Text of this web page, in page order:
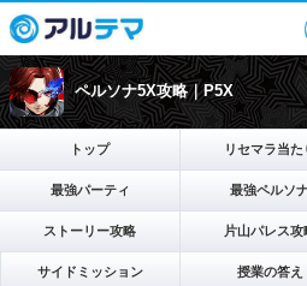
ペルソナ5X攻略｜P5X
トップ リセマラ当た
最強パーティ 最強ペルソ
ストーリー攻略 片山パレス攻
サイドミッション 授業の答え